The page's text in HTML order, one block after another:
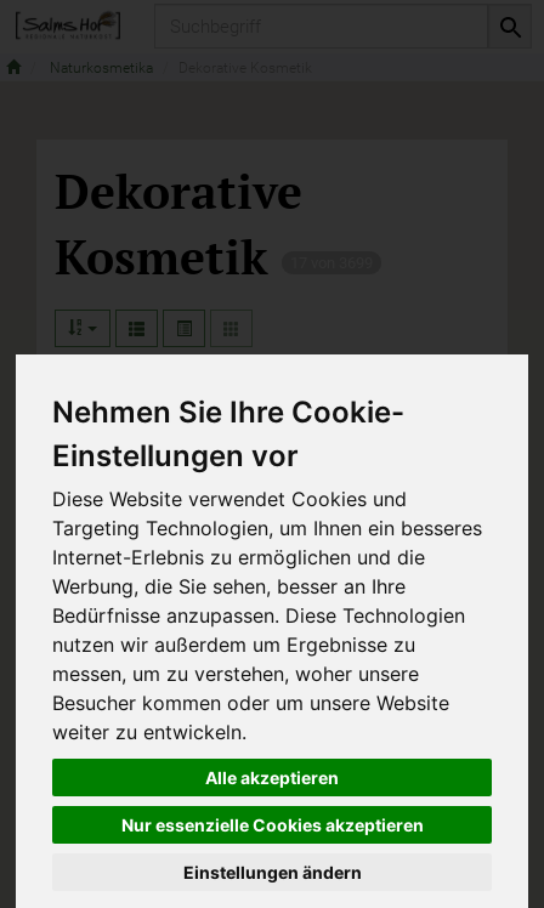
Nehmen Sie Ihre Cookie-
Einstellungen vor
Diese Website verwendet Cookies und
Targeting Technologien, um Ihnen ein besseres
Internet-Erlebnis zu ermöglichen und die
Werbung, die Sie sehen, besser an Ihre
Bedürfnisse anzupassen. Diese Technologien
nutzen wir außerdem um Ergebnisse zu
messen, um zu verstehen, woher unsere
Besucher kommen oder um unsere Website
weiter zu entwickeln.
Alle akzeptieren
Nur essenzielle Cookies akzeptieren
Einstellungen ändern
Naturkosmetika
Dekorative
Kosmetik
Hersteller
Allergene